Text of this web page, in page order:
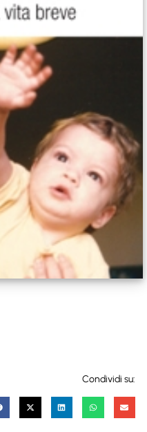
Condividi su: